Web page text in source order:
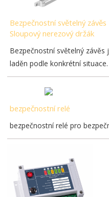
Bezpečnostní světelný
Sloupový nerezový držák
Bezpečnostní světelný
laděn podle konkrétní situace.
bezpečnostní relé
bezpečnostní relé pro